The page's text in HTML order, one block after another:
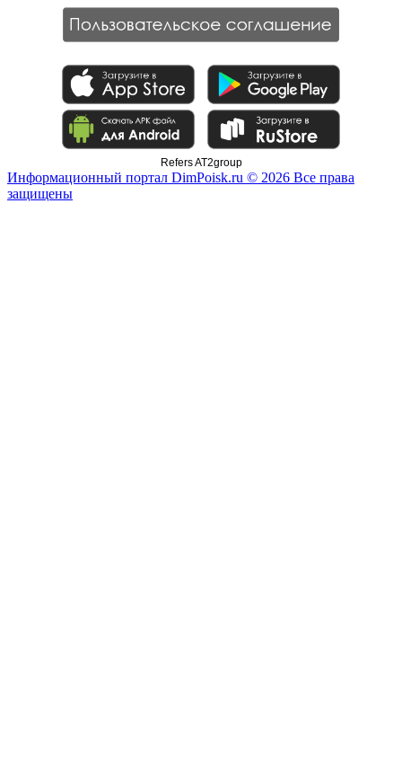
Refers AT2group
Информационный портал DimPoisk.ru © 2026 Все права
защищены